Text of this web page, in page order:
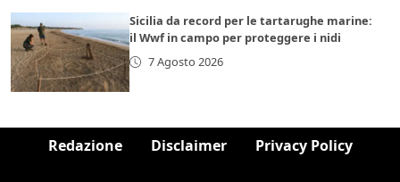
Sicilia da record per le tartarughe marine:
il Wwf in campo per proteggere i nidi
7 Agosto 2026
Redazione Disclaimer Privacy Policy